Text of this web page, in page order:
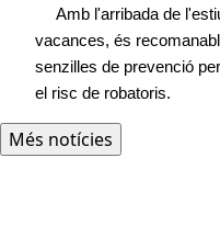
Amb l'arribada de
vacances, és
senzilles de prevenció
el risc de robatoris.